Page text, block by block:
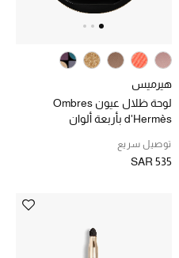
هيرميس
لوحة ظلال عيون Ombres
d'Hermès بأربعة ألوان
توصيل سريع
SAR 535